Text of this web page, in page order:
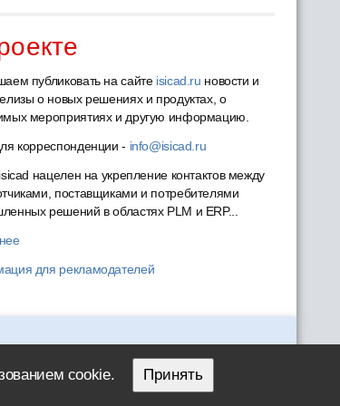
публиковать на сайте isicad.ru новости и
о новых решениях и продуктах, о
мероприятиях и другую информацию.
корреспонденции - info@isicad.ru
нацелен на укрепление контактов между
поставщиками и потребителями
решений в областях PLM и ERP...
для рекламодателей
cookie. Принять